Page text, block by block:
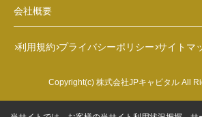
会社概要
利用規約 プライバシーポリシー サイトマ
Copyright(c) 株式会社JPキャピタル All